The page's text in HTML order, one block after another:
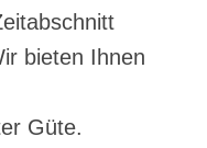
bieten Ihnen
Güte.